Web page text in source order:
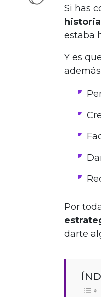
Si has
estaba
Y es
Por
darte